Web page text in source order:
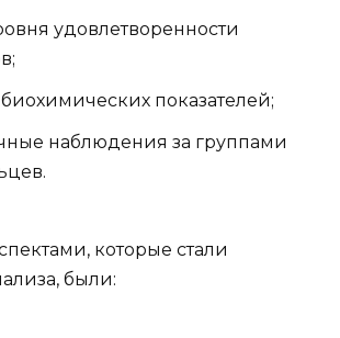
удовлетворенности
показателей;
наблюдения за группами
которые стали
были: